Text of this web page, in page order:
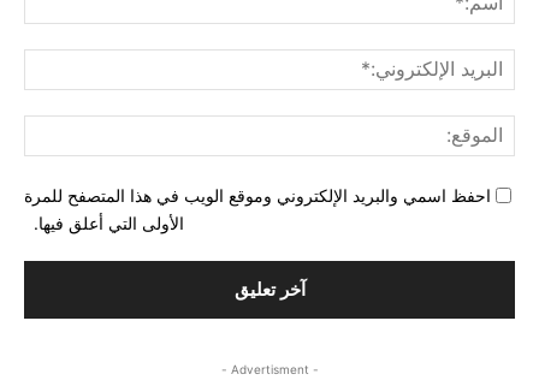
احفظ اسمي والبريد الإلكتروني وموقع الويب في هذا المتصفح للمرة
الأولى التي أعلق فيها.
- Advertisment -